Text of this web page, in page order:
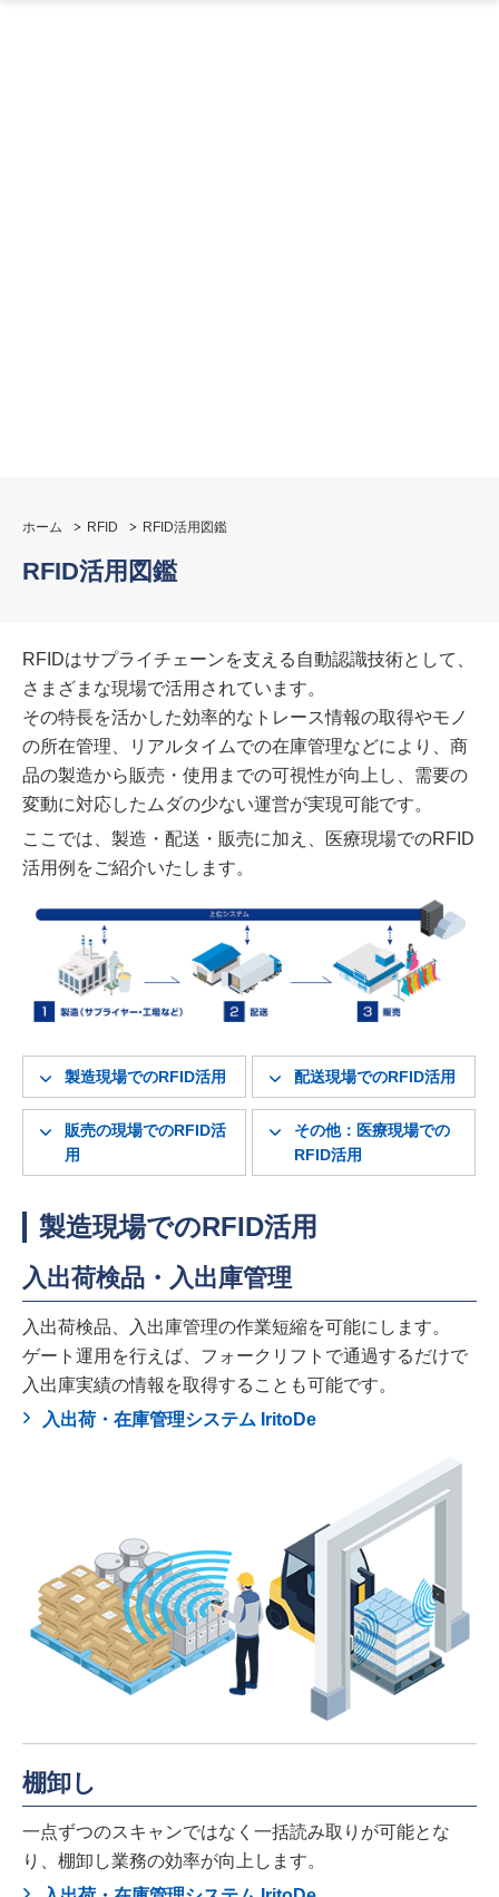
ホーム RFID RFID活用図鑑
RFID活用図鑑
RFIDはサプライチェーンを支える自動認識技術として、
さまざまな現場で活用されています。
その特長を活かした効率的なトレース情報の取得やモノ
の所在管理、リアルタイムでの在庫管理などにより、商
品の製造から販売・使用までの可視性が向上し、需要の
変動に対応したムダの少ない運営が実現可能です。
ここでは、製造・配送・販売に加え、医療現場でのRFID
活用例をご紹介いたします。
製造現場でのRFID活用 配送現場でのRFID活用
販売の現場でのRFID活
用
その他：医療現場での
RFID活用
製造現場でのRFID活用
入出荷検品・入出庫管理
入出荷検品、入出庫管理の作業短縮を可能にします。
ゲート運用を行えば、フォークリフトで通過するだけで
入出庫実績の情報を取得することも可能です。
入出荷・在庫管理システム IritoDe
棚卸し
一点ずつのスキャンではなく一括読み取りが可能とな
り、棚卸し業務の効率が向上します。